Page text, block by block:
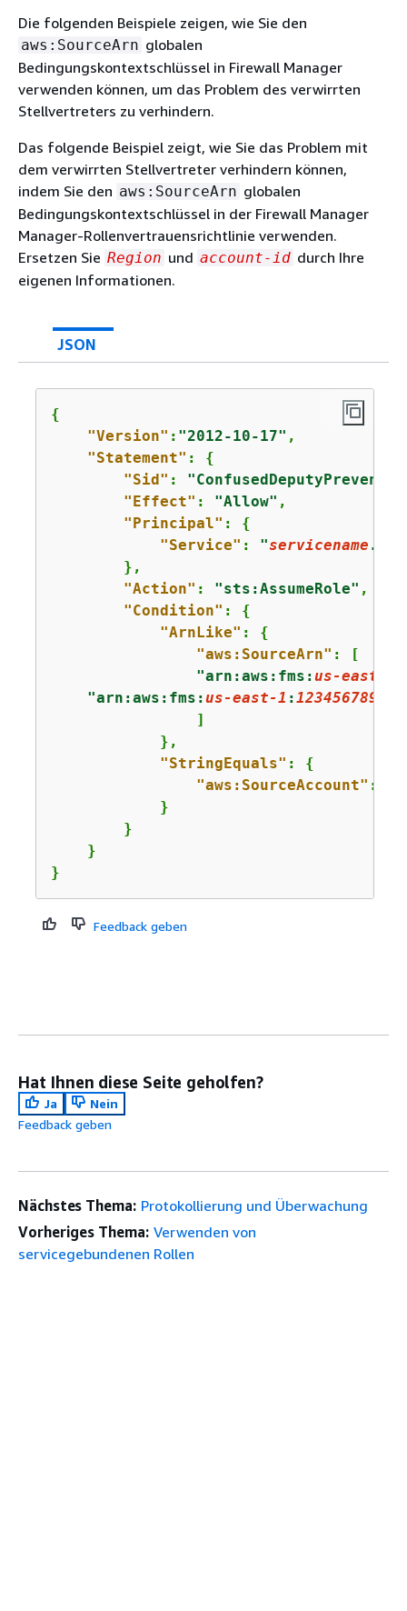
Die folgenden Beispiele zeigen, wie Sie den
aws:SourceArn globalen
Bedingungskontextschlüssel in Firewall Manager
verwenden können, um das Problem des verwirrten
Stellvertreters zu verhindern.
Das folgende Beispiel zeigt, wie Sie das Problem mit
dem verwirrten Stellvertreter verhindern können,
indem Sie den aws:SourceArn globalen
Bedingungskontextschlüssel in der Firewall Manager
Manager-Rollenvertrauensrichtlinie verwenden.
Ersetzen Sie Region und account-id durch Ihre
eigenen Informationen.
JSON
{
"Version" : "2012-10-17" ,
"Statement" : {
"Sid" :
"Effect" : "Allow" ,
"Principal" : {
"Service" : "servicename
        },
"Action" : "sts:AssumeRole" ,
"Condition" : {
"ArnLike" : {
"aws:SourceArn" : [
"arn:aws:fms:us-east-1
"arn:aws:fms:us-east-1 :123456789012
                ]
            },
"StringEquals" : {
"aws:SourceAccount" :
            }
        }
    }
}
Feedback geben
Hat Ihnen diese Seite geholfen?
Ja
Nein
Feedback geben
Nächstes Thema: Protokollierung und Überwachung
Vorheriges Thema: Verwenden von
servicegebundenen Rollen